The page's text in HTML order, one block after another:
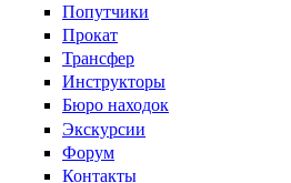
Попутчики
Прокат
Трансфер
Инструкторы
Бюро находок
Экскурсии
Форум
Контакты